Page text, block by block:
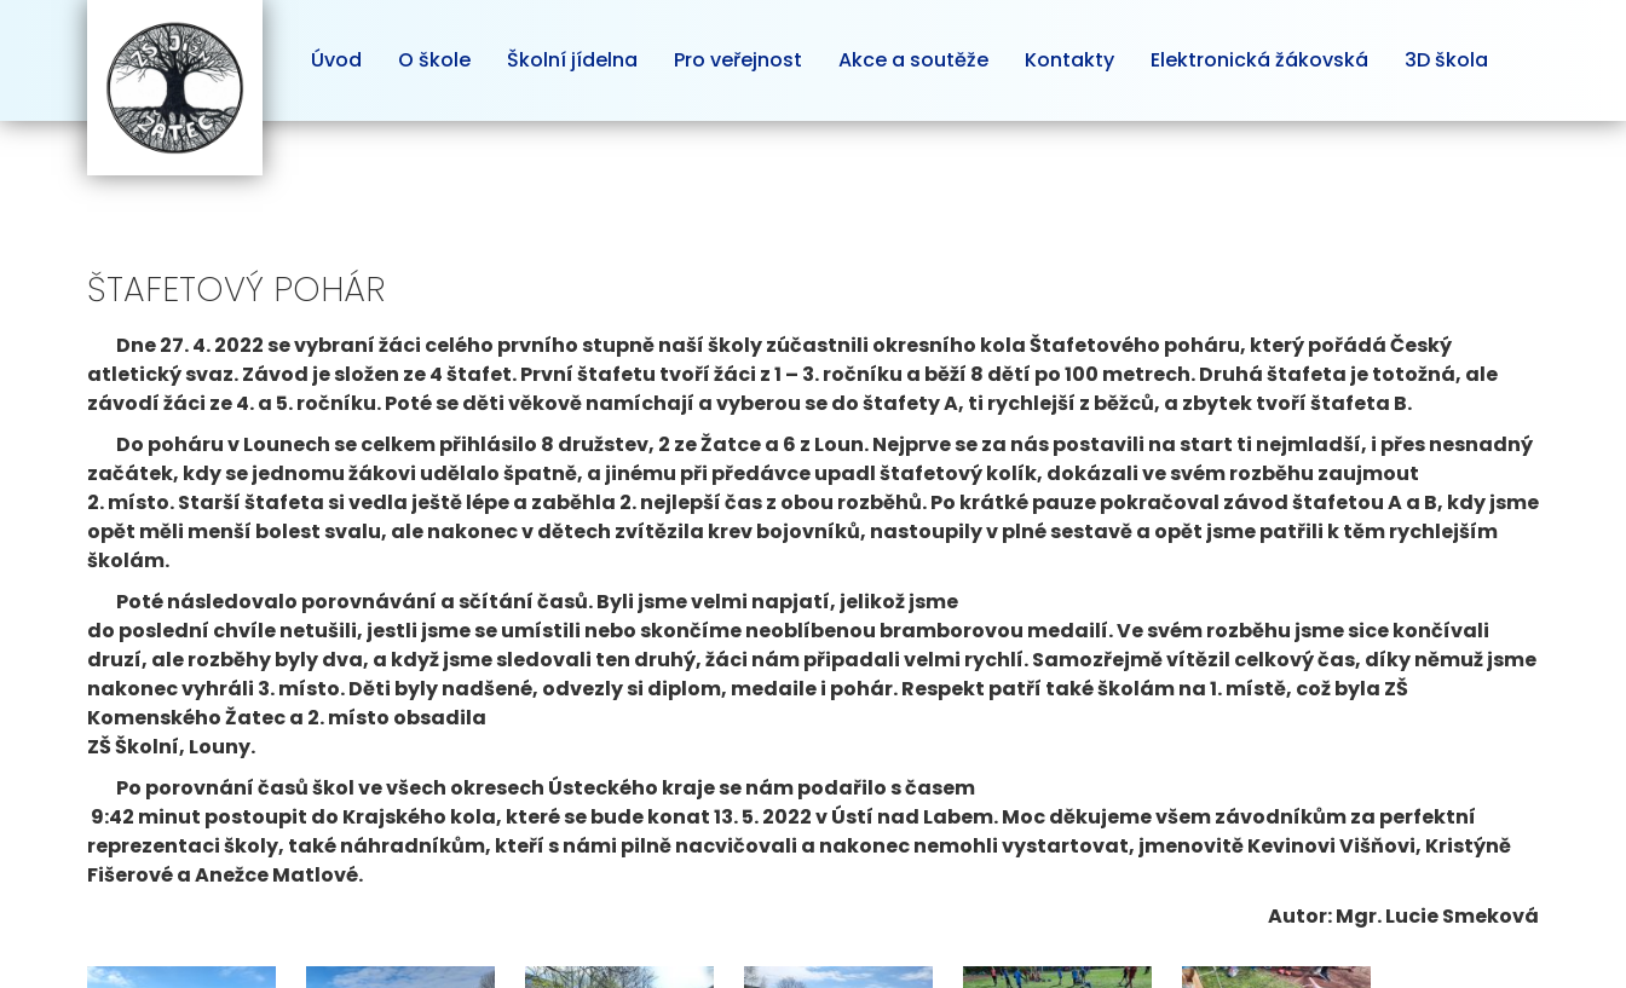
Úvod O škole Školní jídelna Pro veřejnost Akce a soutěže Kontakty Elektronická žákovská 3D škola
ŠTAFETOVÝ POHÁR
Dne 27. 4. 2022 se vybraní žáci celého prvního stupně naší školy zúčastnili okresního kola Štafetového poháru, který pořádá Český
atletický svaz. Závod je složen ze 4 štafet. První štafetu tvoří žáci z 1 – 3. ročníku a běží 8 dětí po 100 metrech. Druhá štafeta je totožná, ale
závodí žáci ze 4. a 5. ročníku. Poté se děti věkově namíchají a vyberou se do štafety A, ti rychlejší z běžců, a zbytek tvoří štafeta B.
Do poháru v Lounech se celkem přihlásilo 8 družstev, 2 ze Žatce a 6 z Loun. Nejprve se za nás postavili na start ti nejmladší, i přes nesnadný
začátek, kdy se jednomu žákovi udělalo špatně, a jinému při předávce upadl štafetový kolík, dokázali ve svém rozběhu zaujmout
2. místo. Starší štafeta si vedla ještě lépe a zaběhla 2. nejlepší čas z obou rozběhů. Po krátké pauze pokračoval závod štafetou A a B, kdy jsme
opět měli menší bolest svalu, ale nakonec v dětech zvítězila krev bojovníků, nastoupily v plné sestavě a opět jsme patřili k těm rychlejším
školám.
Poté následovalo porovnávání a sčítání časů. Byli jsme velmi napjatí, jelikož jsme
do poslední chvíle netušili, jestli jsme se umístili nebo skončíme neoblíbenou bramborovou medailí. Ve svém rozběhu jsme sice končívali
druzí, ale rozběhy byly dva, a když jsme sledovali ten druhý, žáci nám připadali velmi rychlí. Samozřejmě vítězil celkový čas, díky němuž jsme
nakonec vyhráli 3. místo. Děti byly nadšené, odvezly si diplom, medaile i pohár. Respekt patří také školám na 1. místě, což byla ZŠ
Komenského Žatec a 2. místo obsadila
ZŠ Školní, Louny.
Po porovnání časů škol ve všech okresech Ústeckého kraje se nám podařilo s časem
9:42 minut postoupit do Krajského kola, které se bude konat 13. 5. 2022 v Ústí nad Labem. Moc děkujeme všem závodníkům za perfektní
reprezentaci školy, také náhradníkům, kteří s námi pilně nacvičovali a nakonec nemohli vystartovat, jmenovitě Kevinovi Višňovi, Kristýně
Fišerové a Anežce Matlové.
Autor: Mgr. Lucie Smeková